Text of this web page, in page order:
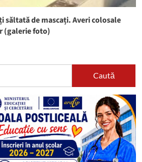
săltată de mascați. Averi colosale
(galerie foto)